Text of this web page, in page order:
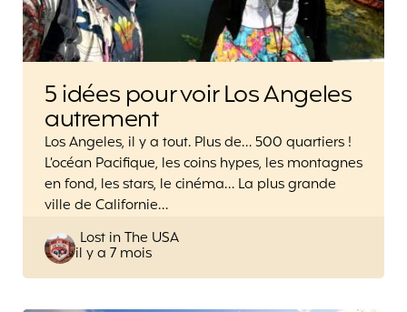
5 idées pour voir Los Angeles
autrement
Los Angeles, il y a tout. Plus de… 500 quartiers !
L’océan Pacifique, les coins hypes, les montagnes
en fond, les stars, le cinéma… La plus grande
ville de Californie…
Posted
by
Lost in The USA
il y a 7 mois